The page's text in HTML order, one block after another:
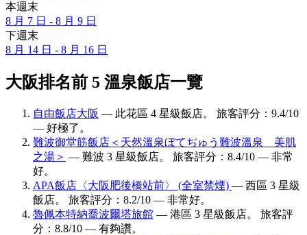
本週末
8 月 7 日 - 8 月 9 日
下週末
8 月 14 日 - 8 月 16 日
大阪排名前 5 溫泉飯店一覽
自由飯店大阪 — 此花區 4 星級飯店。 旅客評分：9.4/10
— 好極了。
難波御堂筋飯店＜天然溫泉ぼてぢゅう難波溫泉 美肌
之湯＞ — 難波 3 星級飯店。 旅客評分：8.4/10 — 非常
好。
APA飯店〈大阪肥後橋站前〉 (全室禁煙) — 西區 3 星級
飯店。 旅客評分：8.2/10 — 非常好。
魯佩本特納喬波爾塔旅館 — 港區 3 星級飯店。 旅客評
分：8.8/10 — 有夠讚。